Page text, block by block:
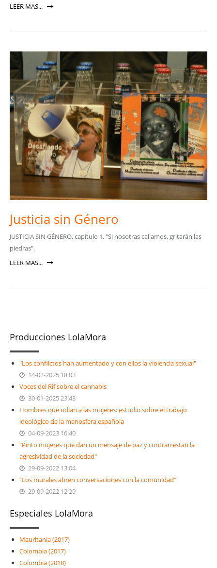
LEER MAS...
Justicia sin Género
JUSTICIA SIN GÉNERO, capítulo 1. "Si nosotras callamos, gritarán las
piedras".
LEER MAS...
Producciones LolaMora
"Los conflictos han aumentado y con ellos la violencia sexual"
14-02-2025 18:03
Voces del Rif sobre el cannabis
30-01-2025 23:43
Hombres que odian a las mujeres: estudio sobre el trabajo
ideológico de la manosfera española
04-09-2023 16:40
"Pinto mujeres que dan un mensaje de paz y contrarrestan la
agresividad de la sociedad"
29-09-2022 13:04
"Los murales abren conversaciones con la comunidad"
29-09-2022 12:29
Especiales LolaMora
Mauritania (2017)
Colombia (2017)
Colombia (2018)